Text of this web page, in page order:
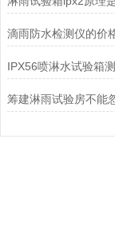
滴雨防水检测仪的价
IPX56喷淋水试验箱
筹建淋雨试验房不能